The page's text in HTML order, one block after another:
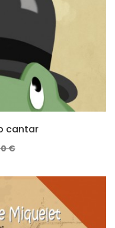
cantar
€